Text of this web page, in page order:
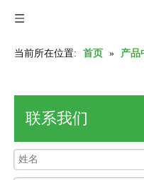
当前所在位置: 首页 » 产品
联系我们